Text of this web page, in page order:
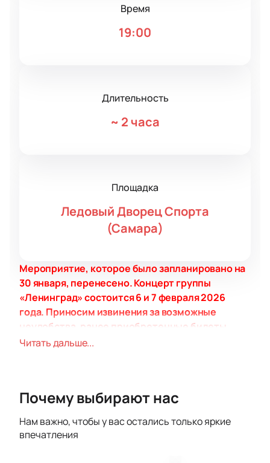
Время
19:00
Длительность
~ 2 часа
Площадка
Ледовый Дворец Спорта
(Самара)
Мероприятие, которое было запланировано на
30 января, перенесено. Концерт группы
«Ленинград» состоится 6 и 7 февраля 2026
года. Приносим извинения за возможные
неудобства, ранее приобретенные билеты
остаются действительными.
Молодогвардейская, 222.
О концертах
Группа «Ленинград» возвращается с альбомом
Читать дальше...
Почему выбирают нас
Нам важно, чтобы у вас остались только яркие
впечатления